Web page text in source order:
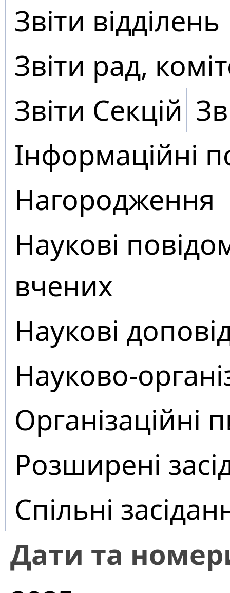
Звіти відділень
Звіти рад,
Звіти Секцій
Інформаційні
Нагородження
Наукові
вчених
Наукові
Науково-
Організаційні
Розширені
Спільні
Дати та